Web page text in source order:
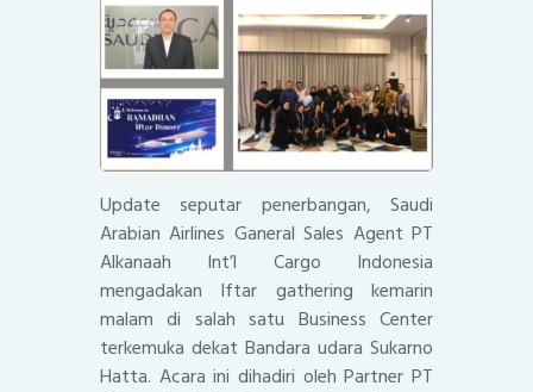
Update seputar penerbangan, Saudi
Arabian Airlines Ganeral Sales Agent PT
Alkanaah Int’l Cargo Indonesia
mengadakan Iftar gathering kemarin
malam di salah satu Business Center
terkemuka dekat Bandara udara Sukarno
Hatta. Acara ini dihadiri oleh Partner PT